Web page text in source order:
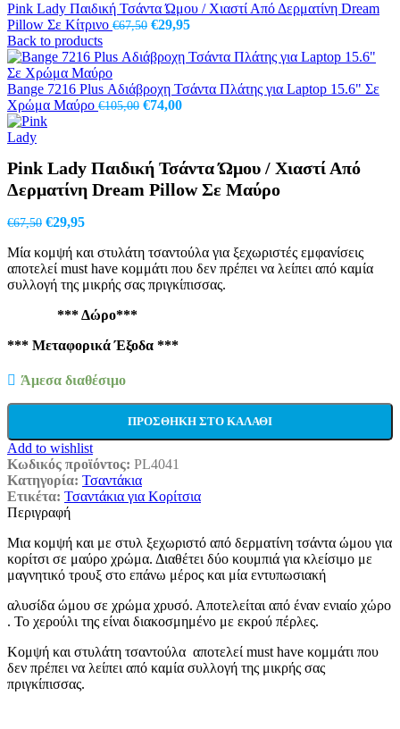
Pink Lady Παιδική Τσάντα Ώμου / Χιαστί Από Δερματίνη Dream
Pillow Σε Κίτρινο €67,50 Original
was:
€29,95Η
τιμή
€29,95.
Back to products
Bange 7216 Plus Αδιάβροχη Τσάντα Πλάτης για Laptop 15.6" Σε
Χρώμα Μαύρο €105,00 Original
€74,00Η
€74,00.
Pink Lady Παιδική Τσάντα Ώμου / Χιαστί Από
Δερματίνη Dream Pillow Σε Μαύρο
€67,50 Original
was:
€67,50.
€29,95Η
τιμή
είναι:
€29,95.
Μία κομψή και στυλάτη τσαντούλα για ξεχωριστές εμφανίσεις
αποτελεί must have κομμάτι που δεν πρέπει να λείπει από καμία
συλλογή της μικρής σας πριγκίπισσας.
*** Δώρο***
*** Μεταφορικά Έξοδα ***
Άμεσα διαθέσιμο
ΠΡΟΣΘΉΚΗ ΣΤΟ ΚΑΛΆΘΙ
Add to wishlist
Κωδικός προϊόντος: PL4041
Κατηγορία: Τσαντάκια
Ετικέτα: Τσαντάκια για Κορίτσια
Περιγραφή
Mια κομψή και με στυλ ξεχωριστό από δερματίνη τσάντα ώμου για
κορίτσι σε μαύρο χρώμα. Διαθέτει δύο κουμπιά για κλείσιμο με
μαγνητικό τρουξ στο επάνω μέρος και μία εντυπωσιακή
αλυσίδα ώμου σε χρώμα χρυσό. Αποτελείται από έναν ενιαίο χώρο
. Το χερούλι της είναι διακοσμημένο με εκρού πέρλες.
Κομψή και στυλάτη τσαντούλα αποτελεί must have κομμάτι που
δεν πρέπει να λείπει από καμία συλλογή της μικρής σας
πριγκίπισσας.